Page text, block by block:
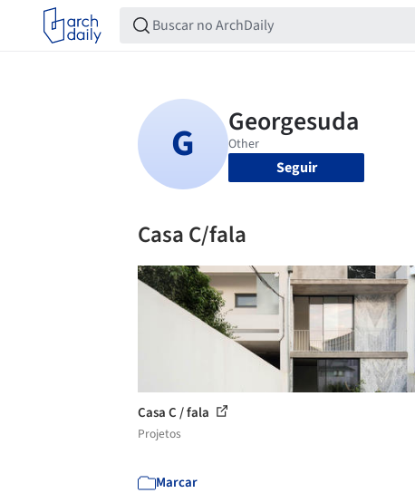
Seguir
Casa C/fala
Casa C / fala
Projetos
Marcar